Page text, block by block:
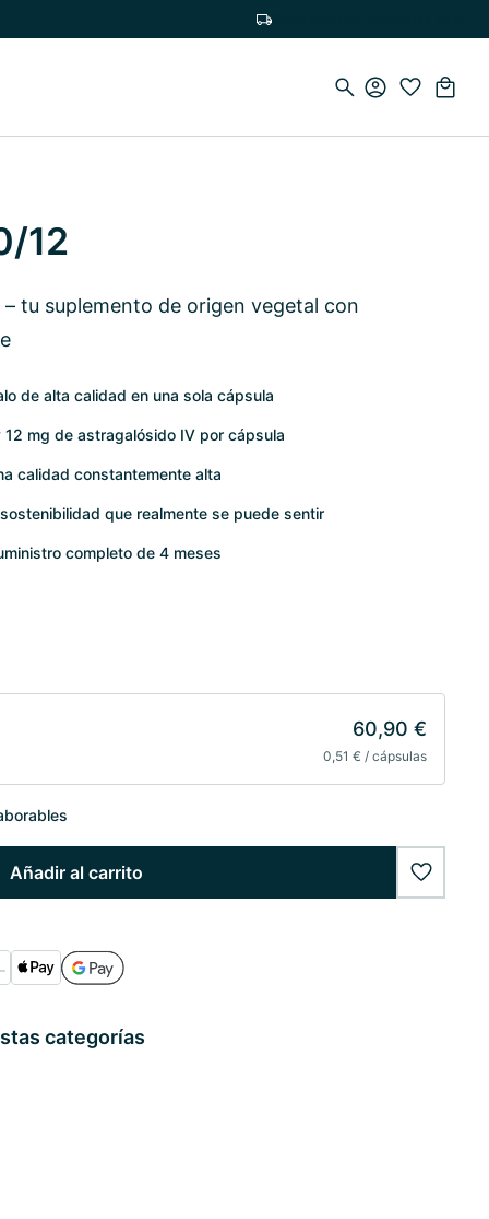
12
tu suplemento de origen vegetal con
de alta calidad en una sola cápsula
mg de astragalósido IV por cápsula
calidad constantemente alta
que realmente se puede sentir
completo de 4 meses
60,90 €
0,51 € / cápsulas
Añadir al carrito
categorías